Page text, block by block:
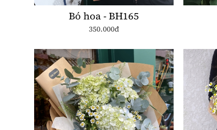
Bó hoa - BH165
350.000đ